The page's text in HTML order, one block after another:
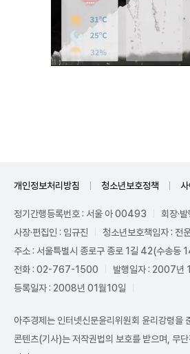
개인정보처리방침 청소년보호정책
정기간행등록번호 : 서울 아 00493
회장·
사장·편집인 : 임규진
청소년보호책임자 : 전
주소 : 서울특별시 종로구 종로 1길 42(수송동
전화 : 02-767-1500
발행일자 : 2007년
등록일자 : 2008년 01월10일
아주경제는 인터넷신문윤리위원회 윤리강령을
콘텐츠(기사)는 저작권법의 보호를 받으며, 무